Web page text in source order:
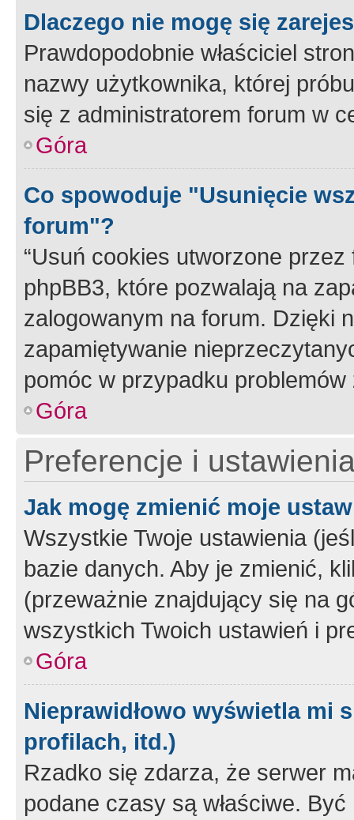
Dlaczego nie mogę się
Prawdopodobnie właściciel
nazwy użytkownika, której
się z administratorem forum w
Góra
Co spowoduje "Usunięcie
forum"?
“Usuń cookies utworzone
phpBB3, które pozwalają na
zalogowanym na forum. Dzięki
zapamiętywanie
pomóc w przypadku
Góra
Preferencje i
Jak mogę zmienić moje
Wszystkie Twoje ustawienia
bazie danych. Aby je zmienić,
(przeważnie znajdujący się na
wszystkich Twoich ustawień i
Góra
Nieprawidłowo wyświetla mi
profilach, itd.)
Rzadko się zdarza, że serwer
podane czasy są właściwe.